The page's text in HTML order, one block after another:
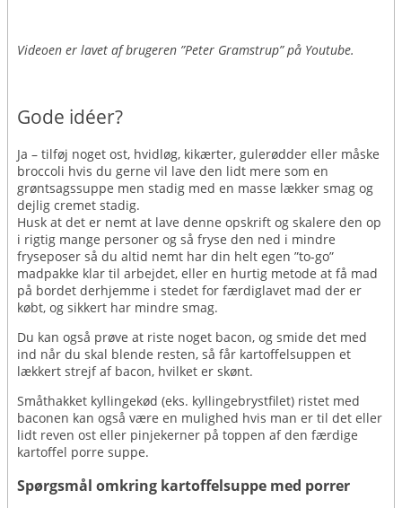
Videoen er lavet af brugeren ”Peter Gramstrup” på Youtube.
Gode idéer?
Ja – tilføj noget ost, hvidløg, kikærter, gulerødder eller måske
broccoli hvis du gerne vil lave den lidt mere som en
grøntsagssuppe men stadig med en masse lækker smag og
dejlig cremet stadig.
Husk at det er nemt at lave denne opskrift og skalere den op
i rigtig mange personer og så fryse den ned i mindre
fryseposer så du altid nemt har din helt egen ”to-go”
madpakke klar til arbejdet, eller en hurtig metode at få mad
på bordet derhjemme i stedet for færdiglavet mad der er
købt, og sikkert har mindre smag.
Du kan også prøve at riste noget bacon, og smide det med
ind når du skal blende resten, så får kartoffelsuppen et
lækkert strejf af bacon, hvilket er skønt.
Småthakket kyllingekød (eks. kyllingebrystfilet) ristet med
baconen kan også være en mulighed hvis man er til det eller
lidt reven ost eller pinjekerner på toppen af den færdige
kartoffel porre suppe.
Spørgsmål omkring kartoffelsuppe med porrer